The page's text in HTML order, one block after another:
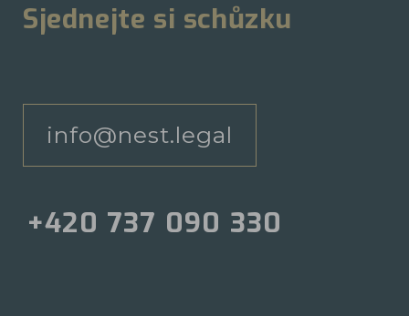
Sjednejte si schůzku
info@nest.legal
+420 737 090 330